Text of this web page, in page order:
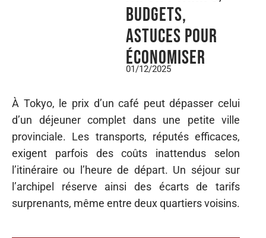
Budgets,
Astuces pour
Économiser
01/12/2025
À Tokyo, le prix d’un café peut dépasser celui
d’un déjeuner complet dans une petite ville
provinciale. Les transports, réputés efficaces,
exigent parfois des coûts inattendus selon
l’itinéraire ou l’heure de départ. Un séjour sur
l’archipel réserve ainsi des écarts de tarifs
surprenants, même entre deux quartiers voisins.